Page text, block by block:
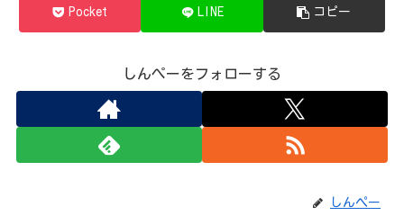
Pocket LINE コピー
しんぺーをフォローする
しんぺー